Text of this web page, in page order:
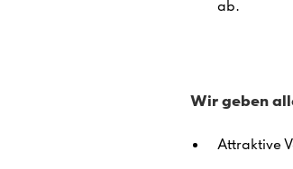
ab.
Wir geben
Attraktive